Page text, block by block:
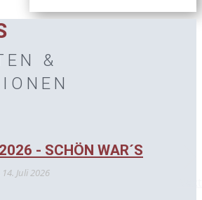
&
- SCHÖN WAR´S
Juli 2026